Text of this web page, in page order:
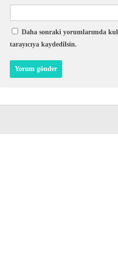
Daha sonraki yorumlarımda
tarayıcıya kaydedilsin.